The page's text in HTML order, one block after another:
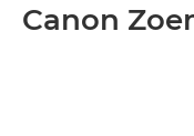
Canon